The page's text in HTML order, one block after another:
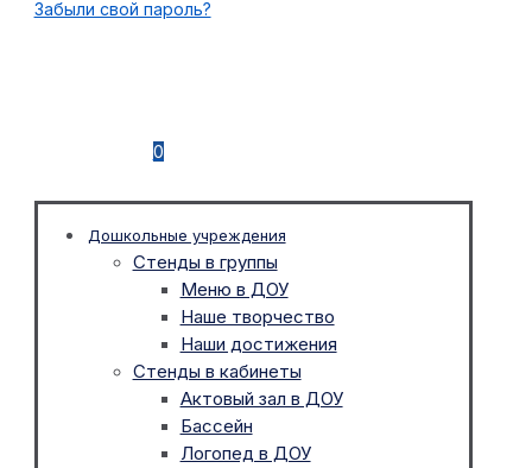
Забыли свой пароль?
0
Дошкольные учреждения
Стенды в группы
Меню в ДОУ
Наше творчество
Наши достижения
Стенды в кабинеты
Актовый зал в ДОУ
Бассейн
Логопед в ДОУ